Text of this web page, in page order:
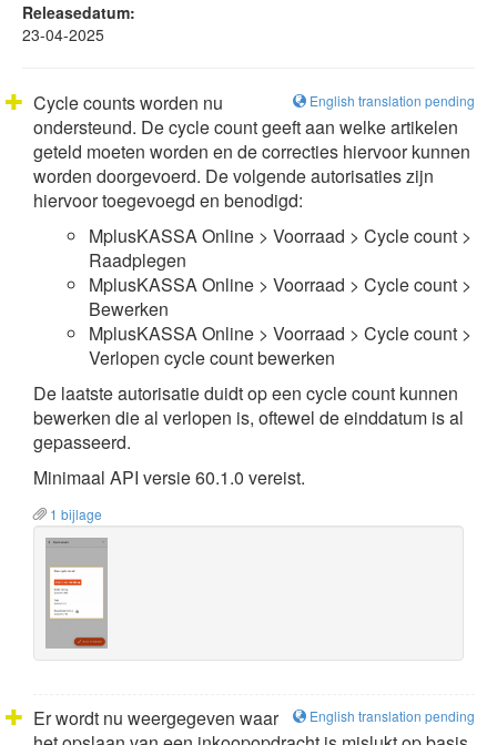
Releasedatum:
23-04-2025
English translation pending
Cycle counts worden nu
ondersteund. De cycle count geeft aan welke artikelen
geteld moeten worden en de correcties hiervoor kunnen
worden doorgevoerd. De volgende autorisaties zijn
hiervoor toegevoegd en benodigd:
MplusKASSA Online > Voorraad > Cycle count >
Raadplegen
MplusKASSA Online > Voorraad > Cycle count >
Bewerken
MplusKASSA Online > Voorraad > Cycle count >
Verlopen cycle count bewerken
De laatste autorisatie duidt op een cycle count kunnen
bewerken die al verlopen is, oftewel de einddatum is al
gepasseerd.
Minimaal API versie 60.1.0 vereist.
1 bijlage
English translation pending
Er wordt nu weergegeven waar